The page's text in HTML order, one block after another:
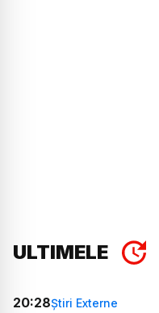
ULTIMELE
20:28Știri Externe